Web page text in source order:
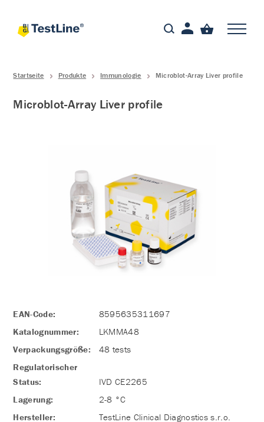
Startseite Produkte Immunologie Microblot-Array Liver profile
Microblot-Array Liver profile
EAN-Code:
8595635311697
Katalognummer:
LKMMA48
Verpackungsgröße:
48 tests
Regulatorischer
Status:
IVD CE2265
Lagerung:
2-8 °C
Hersteller:
TestLine Clinical Diagnostics s.r.o.